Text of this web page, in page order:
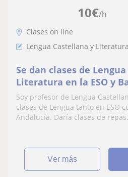
10€/h
Clases on line
Lengua Castellana y Literatura
Se dan clases de
Literatura en la ESO y
Soy profesor de Lengua
clases de Lengua tanto en ESO
Andalucía. Daría clases de
ver más